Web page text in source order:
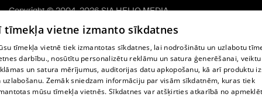
Copyright © 2004-2026 SIA HELIO MEDIA.
All rights reserved.
tīmekļa vietne izmanto sīkdatnes
tīmekļa vietnē tiek izmantotas sīkdatnes, lai nodrošinātu un uzlabotu
darbību., nosūtītu personalizētu reklāmu un satura ģenerēšanai, veiktu
un satura mērījumus, auditorijas datu apkopošanu, kā arī produktu
uzlabošanu. Zemāk sniedzam informāciju par visām sīkdatnēm, kuras tiek
mūsu tīmekļa vietnēs. Sīkdatnes var atšķirties atkarībā no